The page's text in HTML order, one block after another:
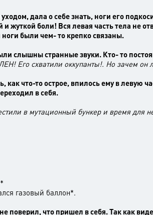
дала о себе знать, ноги его
и жуткой боли! Вся левая часть тела не
ноги были чем- то крепко связаны.
слышны странные звуки. Кто- то
Его схватили оккупанты!. Но зачем он
как что-то острое, впилось ему в левую
в себя.
в мутационный бункер и время для
газовый баллон*.
поверил, что пришел в себя. Так как